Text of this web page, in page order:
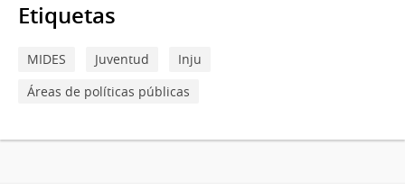
Etiquetas
MIDES Juventud
Inju
Áreas de políticas públicas